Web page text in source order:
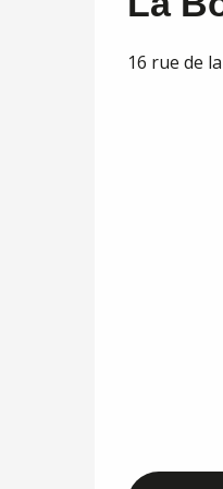
16 rue de